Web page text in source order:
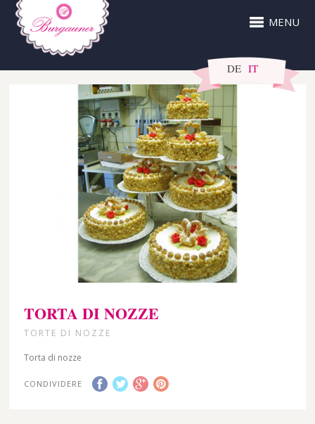
MENU
DE IT
TORTA DI NOZZE
TORTE DI NOZZE
Torta di nozze
CONDIVIDERE